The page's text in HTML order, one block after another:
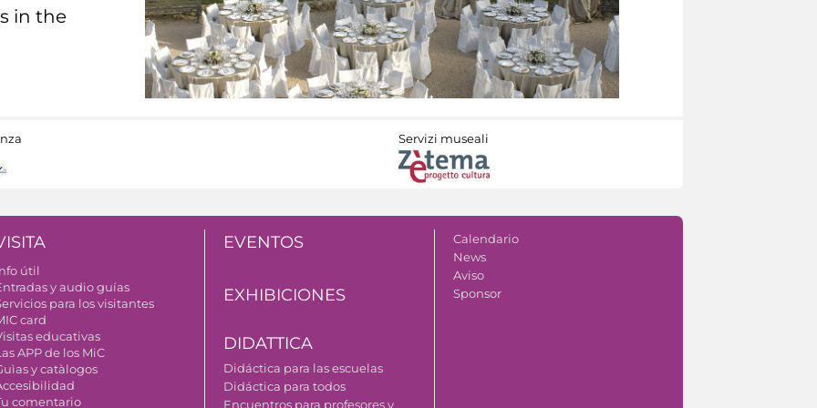
in the
Servizi museali
útil
y audio guías
para los visitantes
card
educativas
APP de los MiC
y catàlogos
comentario
EVENTOS
EXHIBICIONES
DIDATTICA
Didáctica para las escuelas
Didáctica para todos
Encuentros para profesores y
Calendario
News
Aviso
Sponsor